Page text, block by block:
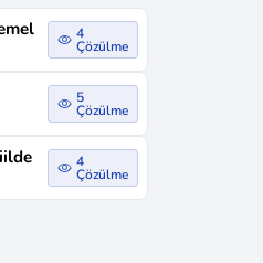
4
Çözülme
5
Çözülme
4
Çözülme